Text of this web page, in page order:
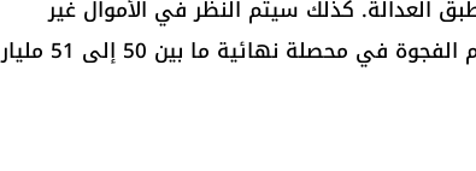
العدالة. كذلك سيتم النظر في الأموال غير
الشرعية والفوائد المرتفعة وحسمها، بحيث يستحيل رقم الفجوة في محصلة نهائية ما بين 50 إلى 51 مليار